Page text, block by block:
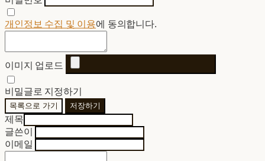
개인정보 수집 및 이용에 동의합니다.
이미지 업로드
비밀글로 지정하기
목록으로 가기 저장하기
제목
글쓴이
이메일